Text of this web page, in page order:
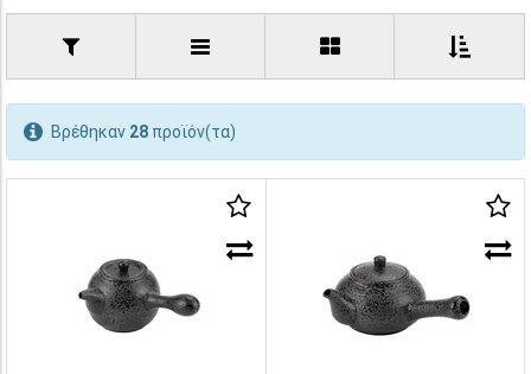
Βρέθηκαν 28 προϊόν(τα)